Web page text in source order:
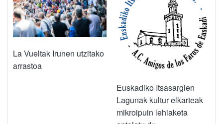
La Vueltak Irunen utzitako
arrastoa
Euskadiko Itsasargien
Lagunak kultur elkarteak
mikroipuin lehiaketa